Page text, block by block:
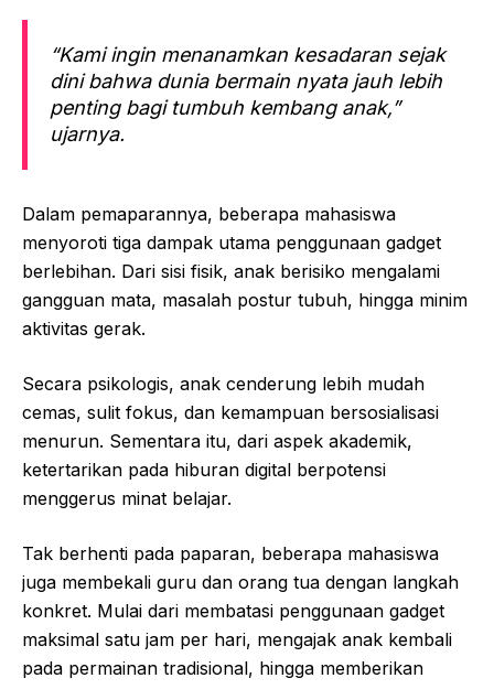
“Kami ingin menanamkan kesadaran sejak
dini bahwa dunia bermain nyata jauh lebih
penting bagi tumbuh kembang anak,”
ujarnya.
Dalam pemaparannya, beberapa mahasiswa
menyoroti tiga dampak utama penggunaan gadget
berlebihan. Dari sisi fisik, anak berisiko mengalami
gangguan mata, masalah postur tubuh, hingga minim
aktivitas gerak.
Secara psikologis, anak cenderung lebih mudah
cemas, sulit fokus, dan kemampuan bersosialisasi
menurun. Sementara itu, dari aspek akademik,
ketertarikan pada hiburan digital berpotensi
menggerus minat belajar.
Tak berhenti pada paparan, beberapa mahasiswa
juga membekali guru dan orang tua dengan langkah
konkret. Mulai dari membatasi penggunaan gadget
maksimal satu jam per hari, mengajak anak kembali
pada permainan tradisional, hingga memberikan